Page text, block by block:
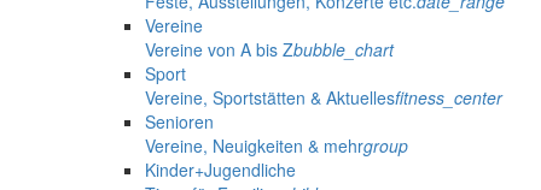
Vereine
Vereine von A bis Zbubble_chart
Sport
Vereine, Sportstätten & Aktuellesfitness_center
Senioren
Vereine, Neuigkeiten & mehrgroup
Kinder+Jugendliche